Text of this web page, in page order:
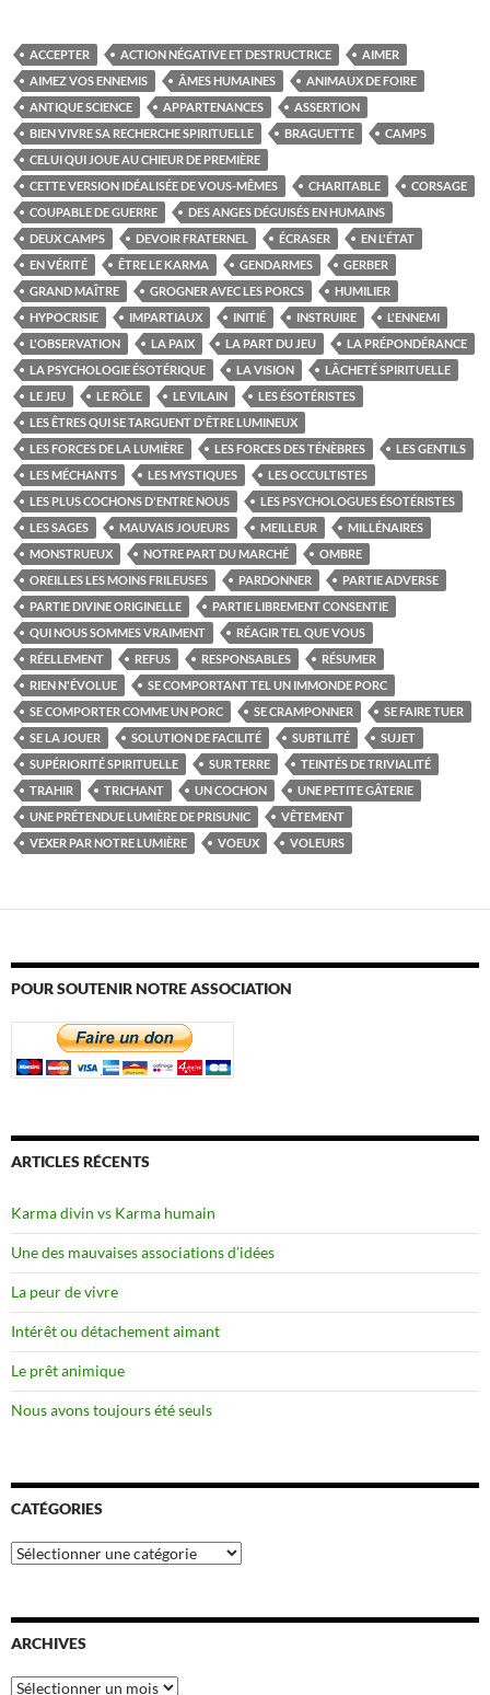
ACCEPTER ACTION NÉGATIVE ET DESTRUCTRICE
AIMER
AIMEZ VOS ENNEMIS
ÂMES HUMAINES
ANIMAUX DE FOIRE
ANTIQUE SCIENCE
APPARTENANCES
ASSERTION
BIEN VIVRE SA RECHERCHE SPIRITUELLE
BRAGUETTE
CAMPS
CELUI QUI JOUE AU CHIEUR DE PREMIÈRE
CETTE VERSION IDÉALISÉE DE VOUS-MÊMES
CHARITABLE
CORSAGE
COUPABLE DE GUERRE
DES ANGES DÉGUISÉS EN HUMAINS
DEUX CAMPS
DEVOIR FRATERNEL ÉCRASER
EN L'ÉTAT
EN VÉRITÉ
ÊTRE LE KARMA GENDARMES
GERBER
GRAND MAÎTRE
GROGNER AVEC LES PORCS
HUMILIER
HYPOCRISIE
IMPARTIAUX INITIÉ INSTRUIRE
L'ENNEMI
L'OBSERVATION
LA PAIX LA PART DU JEU
LA PRÉPONDÉRANCE
LA PSYCHOLOGIE ÉSOTÉRIQUE
LA VISION
LÂCHETÉ SPIRITUELLE
LE JEU
LE RÔLE LE VILAIN
LES ÉSOTÉRISTES
LES ÊTRES QUI SE TARGUENT D'ÊTRE LUMINEUX
LES FORCES DE LA LUMIÈRE
LES FORCES DES TÉNÈBRES
LES GENTILS
LES MÉCHANTS
LES MYSTIQUES
LES OCCULTISTES
LES PLUS COCHONS D'ENTRE NOUS
LES PSYCHOLOGUES ÉSOTÉRISTES
LES SAGES
MAUVAIS JOUEURS MEILLEUR
MILLÉNAIRES
MONSTRUEUX
NOTRE PART DU MARCHÉ
OMBRE
OREILLES LES MOINS FRILEUSES
PARDONNER
PARTIE ADVERSE
PARTIE DIVINE ORIGINELLE
PARTIE LIBREMENT CONSENTIE
QUI NOUS SOMMES VRAIMENT
RÉAGIR TEL QUE VOUS
RÉELLEMENT
REFUS RESPONSABLES
RÉSUMER
RIEN N'ÉVOLUE
SE COMPORTANT TEL UN IMMONDE PORC
SE COMPORTER COMME UN PORC
SE CRAMPONNER
SE FAIRE TUER
SE LA JOUER
SOLUTION DE FACILITÉ SUBTILITÉ
SUJET
SUPÉRIORITÉ SPIRITUELLE
SUR TERRE
TEINTÉS DE TRIVIALITÉ
TRAHIR
TRICHANT UN COCHON
UNE PETITE GÂTERIE
UNE PRÉTENDUE LUMIÈRE DE PRISUNIC
VÊTEMENT
VEXER PAR NOTRE LUMIÈRE
VOEUX VOLEURS
POUR SOUTENIR NOTRE ASSOCIATION
ARTICLES RÉCENTS
Karma divin vs Karma humain
Une des mauvaises associations d’idées
La peur de vivre
Intérêt ou détachement aimant
Le prêt animique
Nous avons toujours été seuls
CATÉGORIES
Catégories
ARCHIVES
Archives